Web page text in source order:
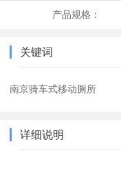
产品规格：
关键词
南京骑车式移动厕所
详细说明